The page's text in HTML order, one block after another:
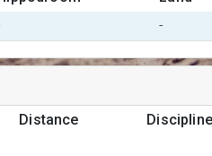
-
Distance Discipline